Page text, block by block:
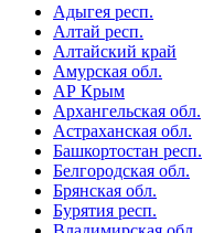
Адыгея респ.
Алтай респ.
Алтайский край
Амурская обл.
АР Крым
Архангельская обл.
Астраханская обл.
Башкортостан респ.
Белгородская обл.
Брянская обл.
Бурятия респ.